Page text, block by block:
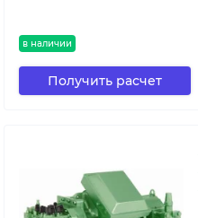
в наличии
Получить расчет